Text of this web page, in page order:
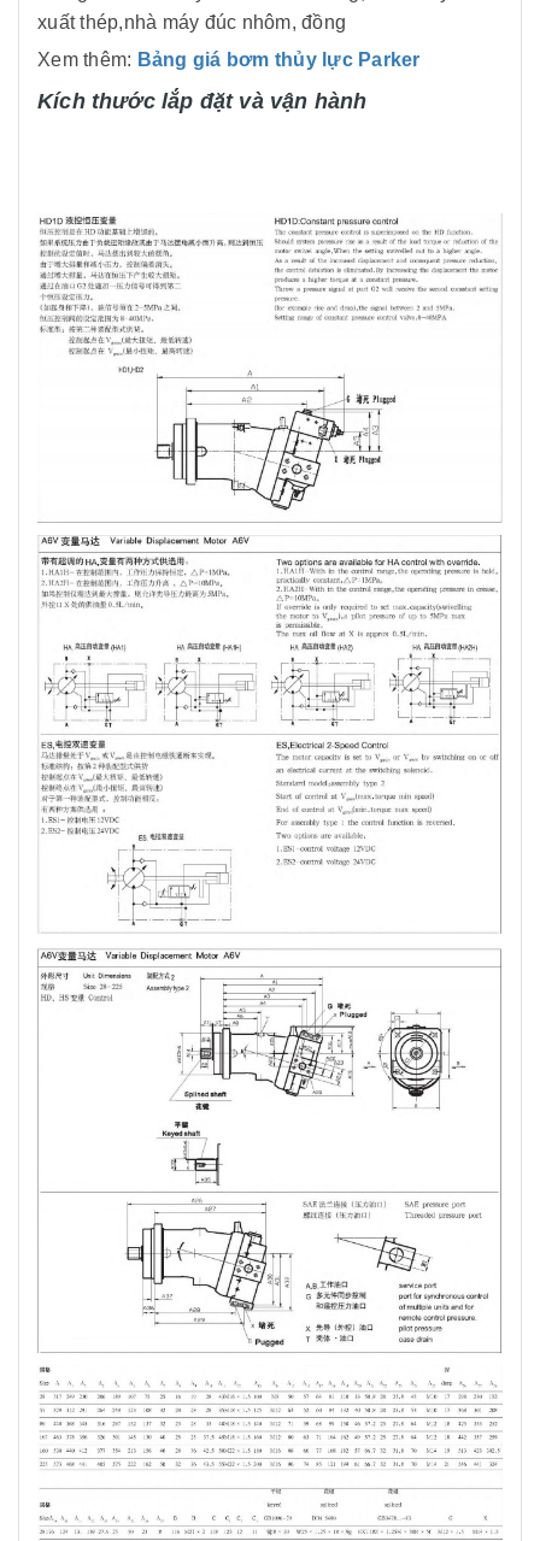
xuất thép,nhà máy đúc nhôm, đồng
Xem thêm: Bảng giá bơm thủy lực Parker
Kích thước lắp đặt và vận hành